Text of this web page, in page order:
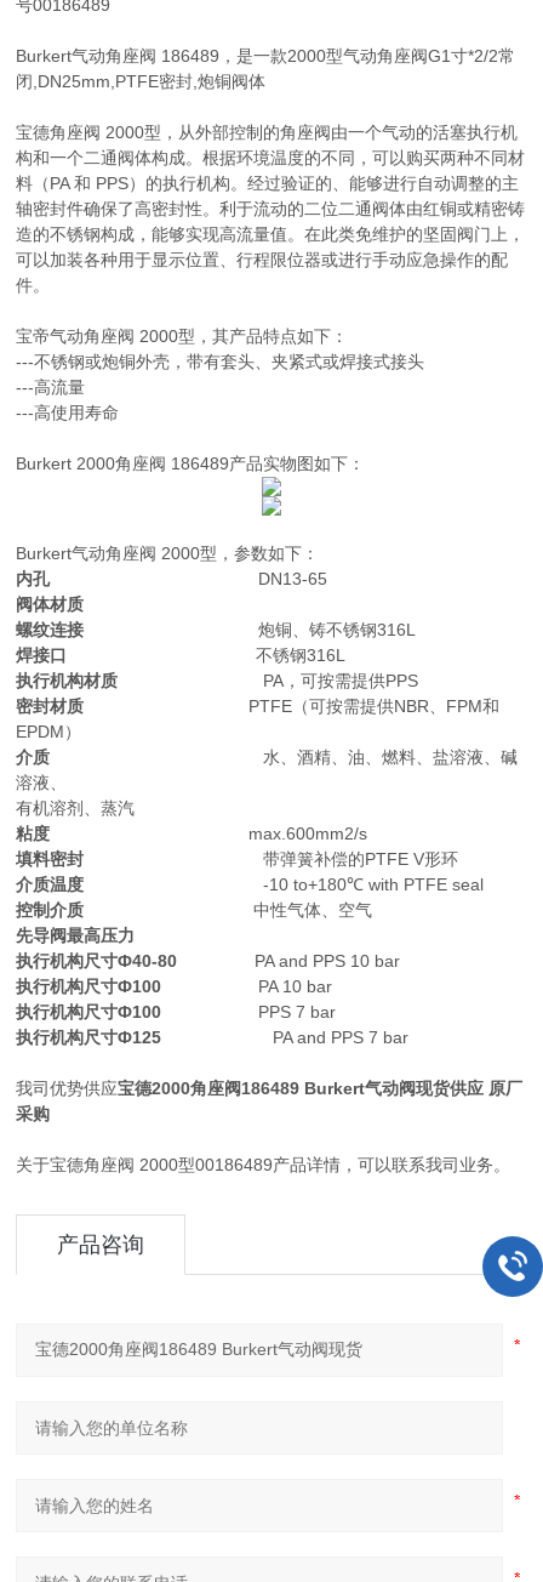
号00186489
Burkert气动角座阀 186489，是一款2000型气动角座阀G1寸*2/2常
闭,DN25mm,PTFE密封,炮铜阀体
宝德角座阀 2000型，从外部控制的角座阀由一个气动的活塞执行机
构和一个二通阀体构成。根据环境温度的不同，可以购买两种不同材
料（PA 和 PPS）的执行机构。经过验证的、能够进行自动调整的主
轴密封件确保了高密封性。利于流动的二位二通阀体由红铜或精密铸
造的不锈钢构成，能够实现高流量值。在此类免维护的坚固阀门上，
可以加装各种用于显示位置、行程限位器或进行手动应急操作的配
件。
宝帝气动角座阀 2000型，其产品特点如下：
---不锈钢或炮铜外壳，带有套头、夹紧式或焊接式接头
---高流量
---高使用寿命
Burkert 2000角座阀 186489产品实物图如下：
Burkert气动角座阀 2000型，参数如下：
内孔DN13-65
阀体材质
螺纹连接 炮铜、铸不锈钢316L
焊接口
不锈钢316L
执行机构材质 PA，可按需提供PPS
密封材质
PTFE（可按需提供NBR、FPM和
EPDM）
介质 水、酒精、油、燃料、盐溶液、碱
溶液、
有机溶剂、蒸汽
粘度
max.600mm2/s
填料密封 带弹簧补偿的PTFE V形环
介质温度 -10 to+180℃ with PTFE seal
控制介质
中性气体、空气
先导阀最高压力
执行机构尺寸Ф40-80
PA and PPS 10 bar
执行机构尺寸Ф100
PA 10 bar
执行机构尺寸Ф100
PPS 7 bar
执行机构尺寸Ф125
PA and PPS 7 bar
我司优势供应宝德2000角座阀186489 Burkert气动阀现货供应 原厂
采购
关于宝德角座阀 2000型00186489产品详情，可以联系我司业务。
产品咨询